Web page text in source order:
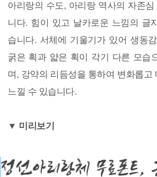
아리랑의 수도, 아리랑 역사의 자존심
니다. 힘이 있고 날카로운 느낌의 글
습니다. 서체에 기울기가 있어 생동
굵은 획과 얇은 획이 각기 다른 모습
며, 강약의 리듬성을 통하여 변화롭고
느낄 수 있습니다.
▼ 미리보기